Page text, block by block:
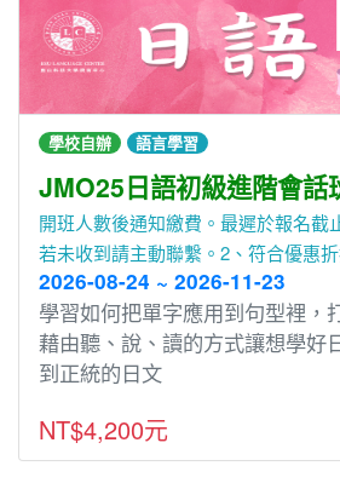
學校自辦 語言學習
JMO25日語初級進階會話
開班人數後通知繳費。最遲於報名截
若未收到請主動聯繫。2、符合優惠折
2026-08-24 ~ 2026-11-23
學習如何把單字應⽤到句型裡，
藉由聽、說、讀的⽅式讓想學好
到正統的⽇文
NT$4,200元